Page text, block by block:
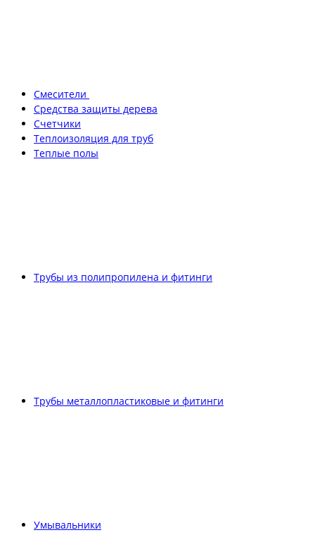
Смесители
Средства защиты дерева
Счетчики
Теплоизоляция для труб
Теплые полы
Трубы из полипропилена и фитинги
Трубы металлопластиковые и фитинги
Умывальники